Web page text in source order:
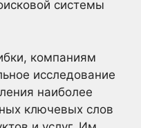
системы
компаниям
исследование
наиболее
ключевых слов